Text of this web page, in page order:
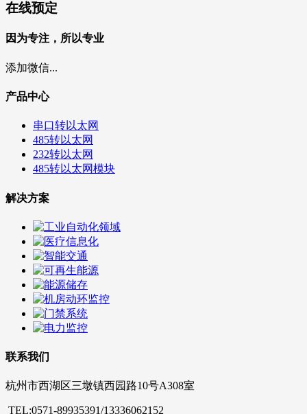
在线预定
因为专注，所以专业
添加微信...
产品中心
串口转以太网
485转以太网
232转以太网
485转以太网模块
解决方案
联系我们
杭州市西湖区三墩镇西园路10号A308室
TEL:0571-89935391/13336062152